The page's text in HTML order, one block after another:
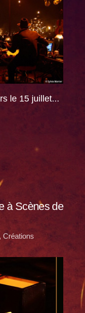
le 15 juillet...
à Scènes de
, Créations